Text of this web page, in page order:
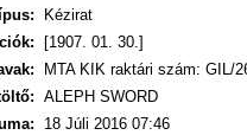
Kézirat
[1907. 01. 30.]
MTA KIK raktári szám: GIL/
ALEPH SWORD
18 Júli 2016 07:46